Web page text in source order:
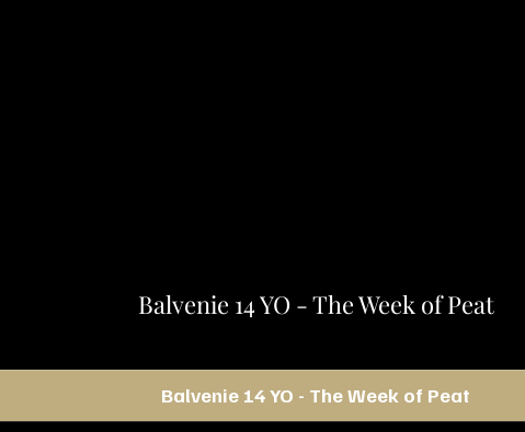
Balvenie 14 YO - The Week of Peat
Balvenie 14 YO - The Week of Peat